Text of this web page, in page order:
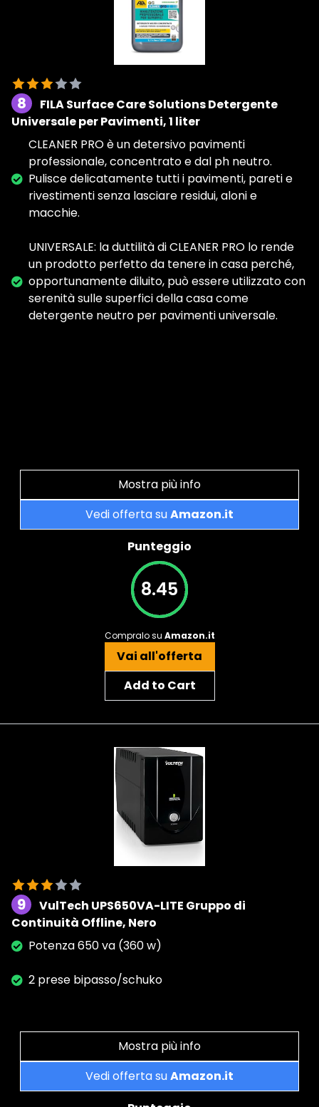
8
FILA Surface Care Solutions Detergente
Universale per Pavimenti, 1 liter
CLEANER PRO è un detersivo pavimenti
professionale, concentrato e dal ph neutro.
Pulisce delicatamente tutti i pavimenti, pareti e
rivestimenti senza lasciare residui, aloni e
macchie.
UNIVERSALE: la duttilità di CLEANER PRO lo rende
un prodotto perfetto da tenere in casa perché,
opportunamente diluito, può essere utilizzato con
serenità sulle superfici della casa come
detergente neutro per pavimenti universale.
Mostra più info
Vedi offerta suAmazon.it
Punteggio
8.45
Compralo su Amazon.it
Vai all'offerta
Add to Cart
9
VulTech UPS650VA-LITE Gruppo di
Continuità Offline, Nero
Potenza 650 va (360 w)
2 prese bipasso/schuko
Mostra più info
Vedi offerta suAmazon.it